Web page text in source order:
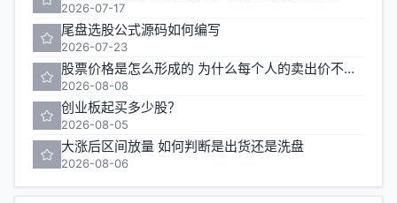
2026-07-17
尾盘选股公式源码如何编写
2026-07-23
股票价格是怎么形成的 为什么每个人的卖出价不一样
2026-08-08
创业板起买多少股？
2026-08-05
大涨后区间放量 如何判断是出货还是洗盘
2026-08-06